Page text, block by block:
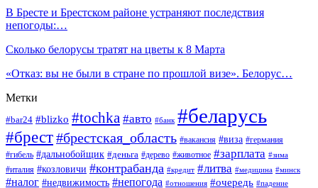
В Бресте и Брестском районе устраняют последствия
непогоды:…
Сколько белорусы тратят на цветы к 8 Марта
«Отказ: вы не были в стране по прошлой визе». Белорус…
Метки
#bar24 #blizko #tochka #авто #банк #беларусь
#брест#брестская_область #вакансия #виза #германия
#гибель #дальнобойщик #деньга #дерево #животное #зарплата #зима
#италия #козловичи #контрабанда #кредит #литва #медицина #минск
#налог #недвижимость #непогода #отношения #очередь #падение